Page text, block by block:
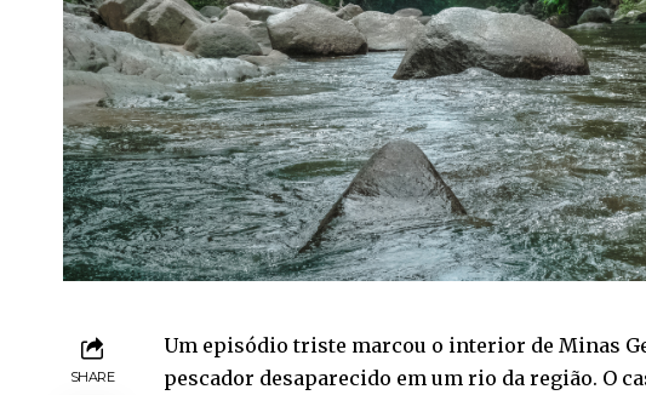
SHARE
Um episódio triste marcou o interior de Minas
pescador desaparecido em um rio da região. O